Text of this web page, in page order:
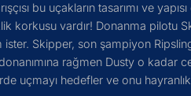
bu uçakların tasarımı ve
korkusu vardır! Donanma pilotu
ister. Skipper, son şampiyon
donanımına rağmen Dusty o
uçmayı hedefler ve onu